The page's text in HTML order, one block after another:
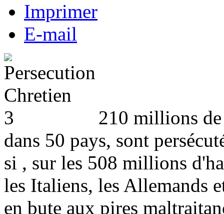
Imprimer
E-mail
210 millions de
dans 50 pays, sont
si , sur les 508 millions
les Italiens, les Allemands
en bute aux pires